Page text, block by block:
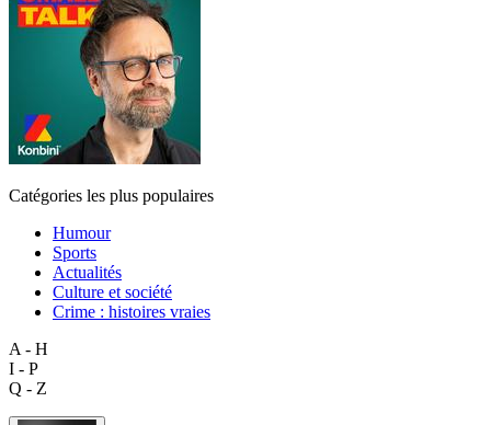
Catégories les plus populaires
Humour
Sports
Actualités
Culture et société
Crime : histoires vraies
A - H
I - P
Q - Z